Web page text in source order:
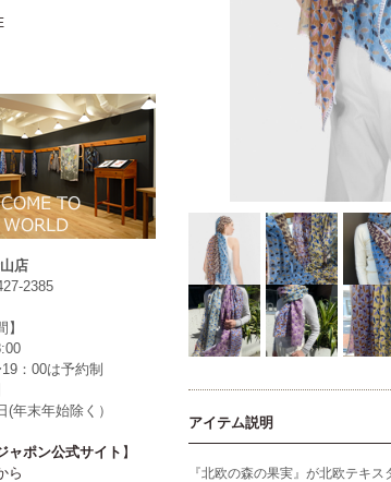
アイテム説明
『北欧の森の果実』が北欧テキ
店
2385
】
：00は予約制
(年末年始除く）
ャポン公式サイト 】
ら